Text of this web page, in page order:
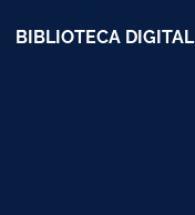
BIBLIOTECA DIGITAL